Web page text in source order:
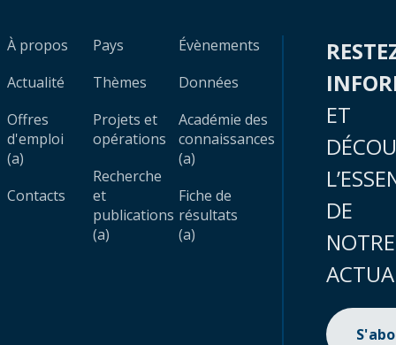
À propos
Actualité
Offres
d'emploi
(a)
Contacts
Pays
Thèmes
Projets et
opérations
Recherche
et
publications
(a)
Évènements
Données
Académie des
connaissances
(a)
Fiche de
résultats
(a)
ET
DE
NOTRE